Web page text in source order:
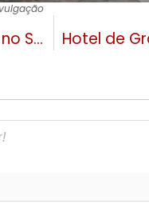
Moradores do RS tem ingresso no Skyglass pela metade do preço doando alimento ou ração